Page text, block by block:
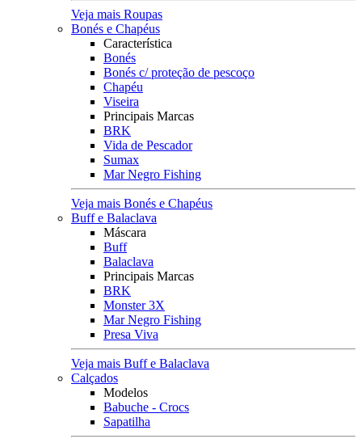
Veja mais Roupas
Bonés e Chapéus
Característica
Bonés
Bonés c/ proteção de pescoço
Chapéu
Viseira
Principais Marcas
BRK
Vida de Pescador
Sumax
Mar Negro Fishing
Veja mais Bonés e Chapéus
Buff e Balaclava
Máscara
Buff
Balaclava
Principais Marcas
BRK
Monster 3X
Mar Negro Fishing
Presa Viva
Veja mais Buff e Balaclava
Calçados
Modelos
Babuche - Crocs
Sapatilha